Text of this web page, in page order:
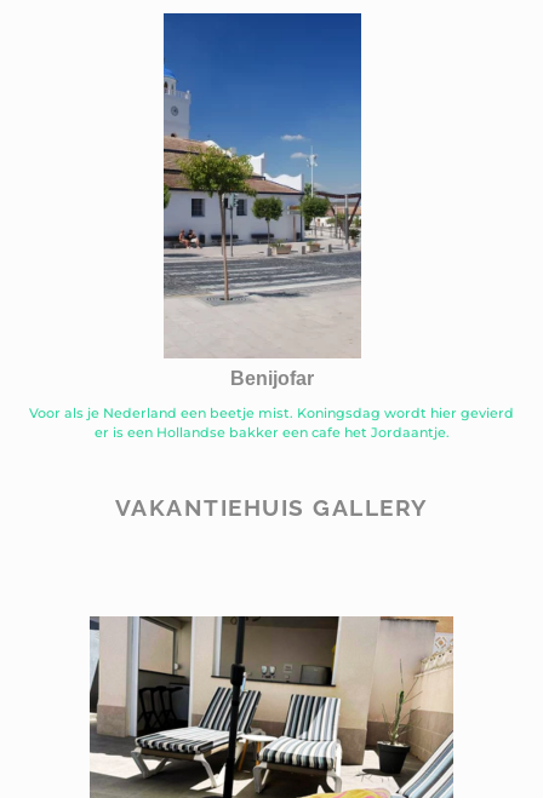
Benijofar
Voor als je Nederland een beetje mist. Koningsdag wordt hier gevierd
er is een Hollandse bakker een cafe het Jordaantje.
VAKANTIEHUIS GALLERY